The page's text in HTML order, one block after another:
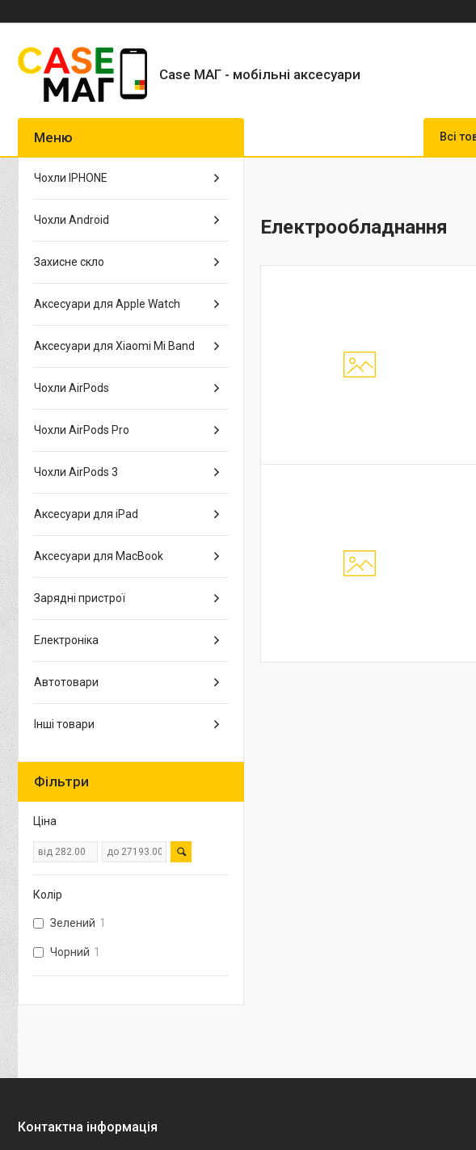
Case МАГ - мобільні аксесуари
Всі
Електрообладнання
Чохли IPHONE
Чохли Android
Захисне скло
Аксесуари для Apple Watch
Аксесуари для Xiaomi Mi Band
Чохли AirPods
Чохли AirPods Pro
Чохли AirPods 3
Аксесуари для iPad
Аксесуари для MacBook
Зарядні пристрої
Електроніка
Автотовари
Інші товари
Фільтри
Ціна
Колір
Зелений 1
Чорний 1